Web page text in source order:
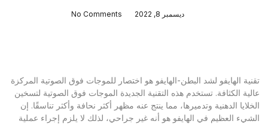
ديسمبر 8, 2022 No Comments
تقنية الهايفو لشد البطن-الهايفو هو اختصار للموجات فوق الصوتية المركزة
عالية الكثافة. تستخدم هذه التقنية الجديدة الموجات فوق الصوتية لتسخين
الخلايا الدهنية وتدميرها، مما ينتج عنه مظهر أكثر نحافة وأكثر تناسقًا. إن
الشيء العظيم في الهايفو هو أنه غير جراحي، لذلك لا يلزم إجراء عملية